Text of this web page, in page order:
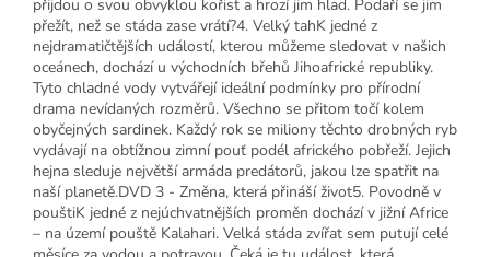
přijdou o svou obvyklou kořist a hrozí jim hlad. Podaří se jim
přežít, než se stáda zase vrátí?4. Velký tahK jedné z
nejdramatičtějších událostí, kterou můžeme sledovat v našich
oceánech, dochází u východních břehů Jihoafrické republiky.
Tyto chladné vody vytvářejí ideální podmínky pro přírodní
drama nevídaných rozměrů. Všechno se přitom točí kolem
obyčejných sardinek. Každý rok se miliony těchto drobných ryb
vydávají na obtížnou zimní pouť podél afrického pobřeží. Jejich
hejna sleduje největší armáda predátorů, jakou lze spatřit na
naší planetě.DVD 3 - Změna, která přináší život5. Povodně v
pouštiK jedné z nejúchvatnějších proměn dochází v jižní Africe
– na území pouště Kalahari. Velká stáda zvířat sem putují celé